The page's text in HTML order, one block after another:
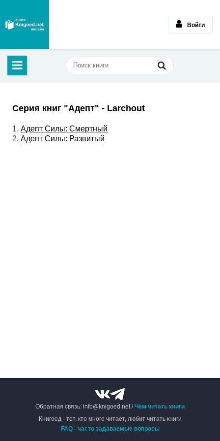
Войти
Серия книг "Адепт" - Larchout
1. Адепт Силы: Смертный
2. Адепт Силы: Развитый
Обратная связь: info@knigoed.net /Чем читать книги
Книгоед - тот, кто много читает, любит читать книги
FAQ - часто задаваемые вопросы